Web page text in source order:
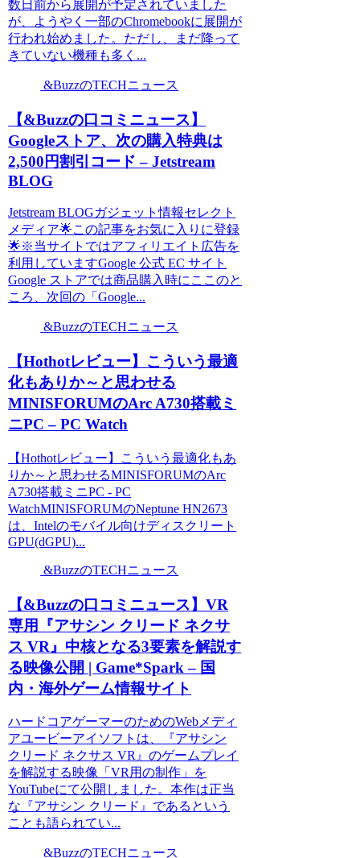
数日前から展開が予定されていました
が、ようやく一部のChromebookに展開が
行われ始めました。ただし、まだ降って
きていない機種も多く...
&BuzzのTECHニュース
【&Buzzの口コミニュース】
Googleストア、次の購入特典は
2,500円割引コード – Jetstream
BLOG
Jetstream BLOGガジェット情報セレクト
メディア🌟この記事をお気に入りに登録
🌟※当サイトではアフィリエイト広告を
利用していますGoogle 公式 EC サイト
Google ストアでは商品購入時にここのと
ころ、次回の「Google...
&BuzzのTECHニュース
【Hothotレビュー】こういう最適
化もありか～と思わせる
MINISFORUMのArc A730搭載ミ
ニPC – PC Watch
【Hothotレビュー】こういう最適化もあ
りか～と思わせるMINISFORUMのArc
A730搭載ミニPC - PC
WatchMINISFORUMのNeptune HN2673
は、Intelのモバイル向けディスクリート
GPU(dGPU)...
&BuzzのTECHニュース
【&Buzzの口コミニュース】VR
専用『アサシン クリード ネクサ
ス VR』中核となる3要素を解説す
る映像公開 | Game*Spark – 国
内・海外ゲーム情報サイト
ハードコアゲーマーのためのWebメディ
アユービーアイソフトは、『アサシン
クリード ネクサス VR』のゲームプレイ
を解説する映像「VR用の制作」を
YouTubeにて公開しました。本作は正当
な『アサシン クリード』であるという
ことも語られてい...
&BuzzのTECHニュース